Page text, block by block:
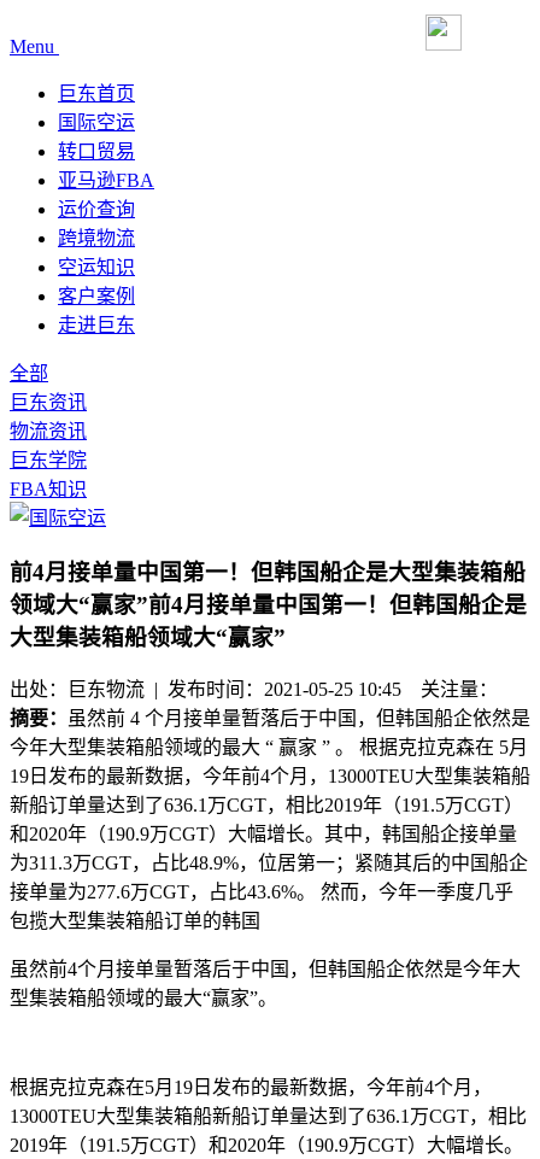
Menu
巨东首页
国际空运
转口贸易
亚马逊FBA
运价查询
跨境物流
空运知识
客户案例
走进巨东
全部
巨东资讯
物流资讯
巨东学院
FBA知识
前4月接单量中国第一！但韩国船企是大型集装箱船
领域大“赢家”前4月接单量中国第一！但韩国船企是
大型集装箱船领域大“赢家”
出处：巨东物流 | 发布时间：2021-05-25 10:45 关注量：
摘要：
虽然前 4 个月接单量暂落后于中国，但韩国船企依然是
今年大型集装箱船领域的最大 “ 赢家 ” 。 根据克拉克森在 5月
19日发布的最新数据，今年前4个月，13000TEU大型集装箱船
新船订单量达到了636.1万CGT，相比2019年（191.5万CGT）
和2020年（190.9万CGT）大幅增长。其中，韩国船企接单量
为311.3万CGT，占比48.9%，位居第一；紧随其后的中国船企
接单量为277.6万CGT，占比43.6%。 然而，今年一季度几乎
包揽大型集装箱船订单的韩国
虽然前4个月接单量暂落后于中国，但韩国船企依然是今年大
型集装箱船领域的最大“赢家”。
根据克拉克森在5月19日发布的最新数据，今年前4个月，
13000TEU大型集装箱船新船订单量达到了636.1万CGT，相比
2019年（191.5万CGT）和2020年（190.9万CGT）大幅增长。